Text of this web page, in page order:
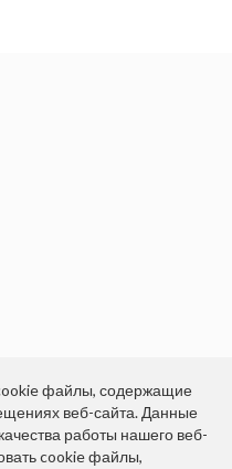
файлы, содержащие
веб-сайта. Данные
работы нашего веб-
cookie файлы,